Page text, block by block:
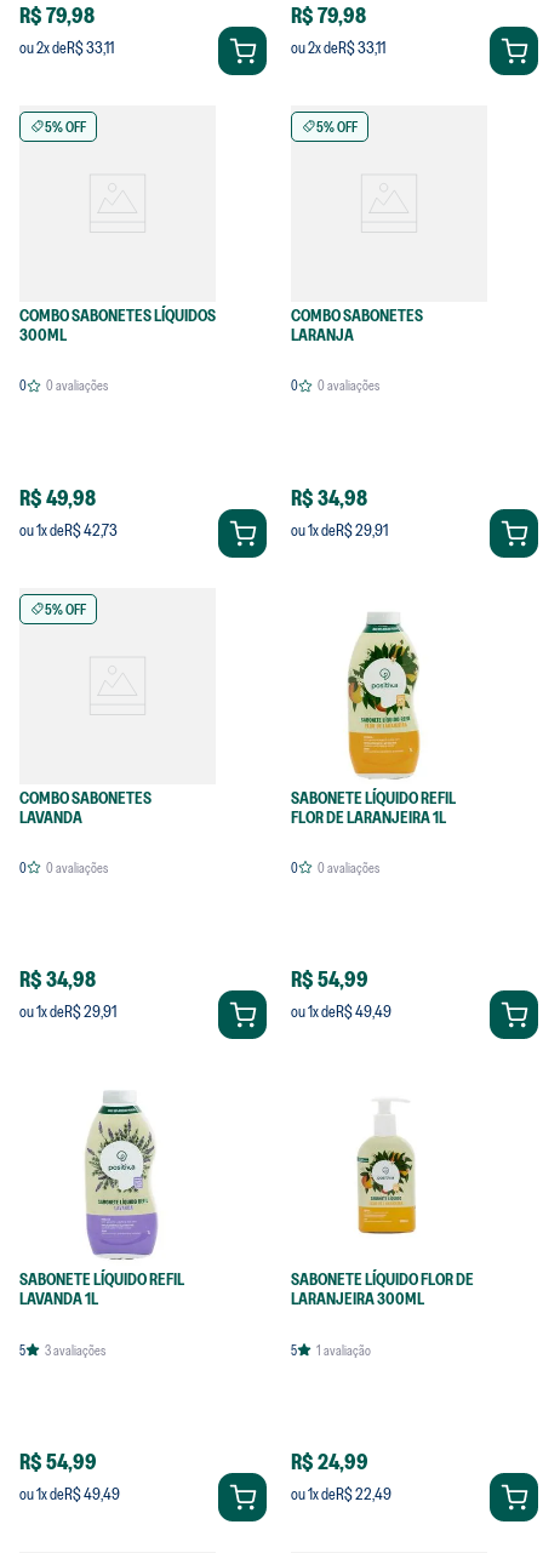
R$ 79,98
ou2x deR$ 33,11
R$ 79,98
ou2x deR$ 33,11
5% OFF
COMBO SABONETES LÍQUIDOS
300ML
0 0avaliações
R$ 49,98
ou1x deR$ 42,73
5% OFF
COMBO SABONETES
LARANJA
0 0avaliações
R$ 34,98
ou1x deR$ 29,91
5% OFF
COMBO SABONETES
LAVANDA
0 0avaliações
R$ 34,98
ou1x deR$ 29,91
SABONETE LÍQUIDO REFIL
FLOR DE LARANJEIRA 1L
0 0avaliações
R$ 54,99
ou1x deR$ 49,49
SABONETE LÍQUIDO REFIL
LAVANDA 1L
5 3avaliações
R$ 54,99
ou1x deR$ 49,49
SABONETE LÍQUIDO FLOR DE
LARANJEIRA 300ML
5 1 avaliação
R$ 24,99
ou1x deR$ 22,49